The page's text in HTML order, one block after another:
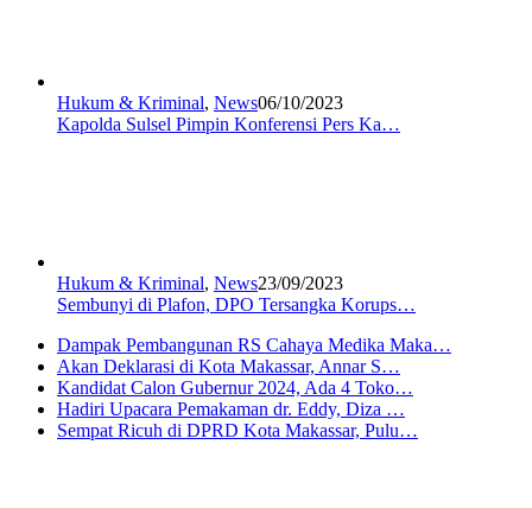
Hukum & Kriminal, News06/10/2023
Kapolda Sulsel Pimpin Konferensi Pers Ka…
Hukum & Kriminal, News23/09/2023
Sembunyi di Plafon, DPO Tersangka Korups…
Dampak Pembangunan RS Cahaya Medika Maka…
Akan Deklarasi di Kota Makassar, Annar S…
Kandidat Calon Gubernur 2024, Ada 4 Toko…
Hadiri Upacara Pemakaman dr. Eddy, Diza …
Sempat Ricuh di DPRD Kota Makassar, Pulu…